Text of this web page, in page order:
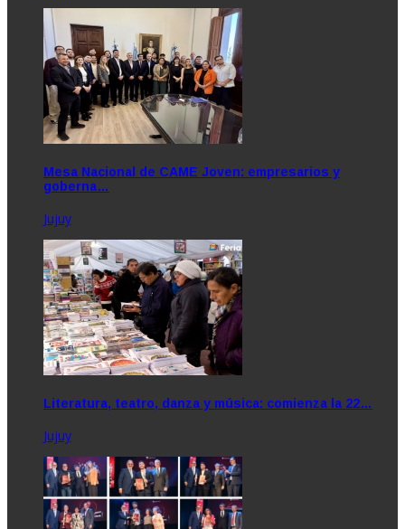
Mesa Nacional de CAME Joven: empresarios y
goberna…
Jujuy
Literatura, teatro, danza y música: comienza la 22…
Jujuy